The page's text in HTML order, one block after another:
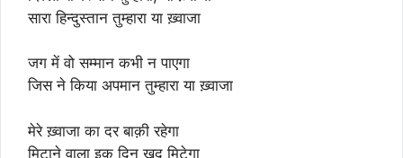
सारा हिन्दुस्तान तुम्हारा या ख़्वाजा
जग में वो सम्मान कभी न पाएगा
जिस ने किया अपमान तुम्हारा या ख़्वाजा
मेरे ख़्वाजा का दर बाक़ी रहेगा
मिटाने वाला इक दिन खुद मिटेगा